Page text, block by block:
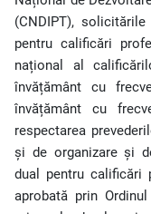
(CNDIPT),
pentru calificări
național al
învățământ cu
învățământ cu
respectarea
și de organizare și
dual pentru calificări
aprobată prin